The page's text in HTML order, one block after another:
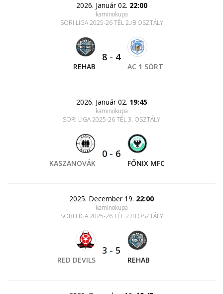
2026. Január 02. 22:00
kaminokupa
SORI LIGA 2025-26 TÉL 2./B OSZTÁLY
REHAB
8 - 4
AC 1 SÖRT
2026. Január 02. 19:45
kaminokupa
SORI LIGA 2025-26 TÉL 3. OSZTÁLY
KASZANOVÁK
0 - 6
FŐNIX MFC
2025. December 19. 22:00
kaminokupa
SORI LIGA 2025-26 TÉL 2./B OSZTÁLY
RED DEVILS
3 - 5
REHAB